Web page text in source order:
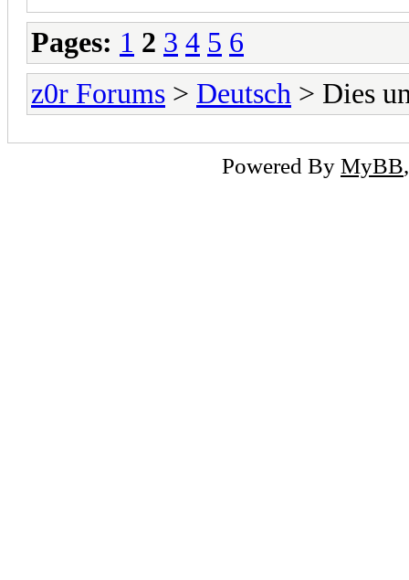
Pages: 1 2 3 4 5 6
z0r Forums > Deutsch > Dies
Powered By MyBB